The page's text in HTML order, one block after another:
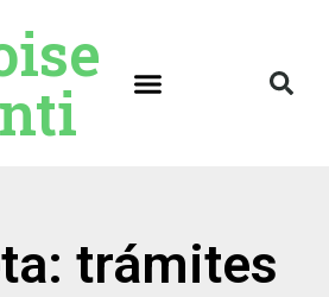
trámites